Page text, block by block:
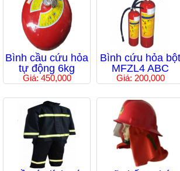
Bình cầu cứu hỏa
tự động 6kg
Giá: 450,000
Bình cứu hỏa bột
MFZL4 ABC
Giá: 200,000